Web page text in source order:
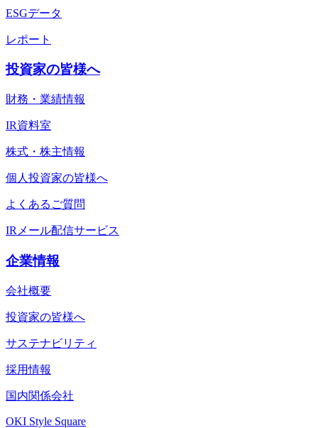
ESGデータ
レポート
投資家の皆様へ
財務・業績情報
IR資料室
株式・株主情報
個人投資家の皆様へ
よくあるご質問
IRメール配信サービス
企業情報
会社概要
投資家の皆様へ
サステナビリティ
採用情報
国内関係会社
OKI Style Square